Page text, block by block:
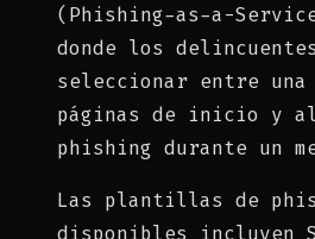
(Phishing-as-a-
donde los
seleccionar entre una
páginas de inicio y
phishing durante un
Las plantillas de
disponibles incluyen